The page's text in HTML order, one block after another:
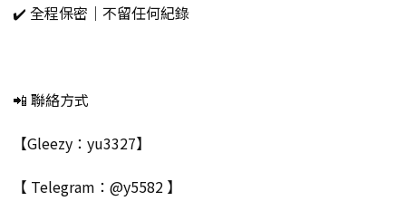
✔️ 全程保密｜不留任何紀錄
📲 聯絡方式
【Gleezy：yu3327】
【 Telegram：@y5582 】